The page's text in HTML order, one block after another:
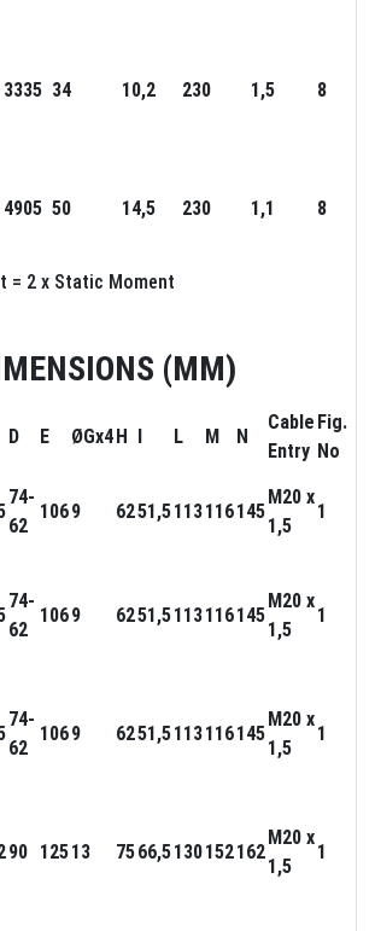
3335 34 10,2 230 1,5 8
4905 50 14,5 230 1,1 8
= 2 x Static Moment
(MM)
D E ØGx4 H L M N
Cable
Entry
Fig.
No
74-
62
1069 6251,5113116145
M20 x
1,5
1
74-
62
1069 6251,5113116145
M20 x
1,5
1
74-
62
1069 6251,5113116145
M20 x
1,5
1
90 12513 7566,5130152162
M20 x
1,5
1